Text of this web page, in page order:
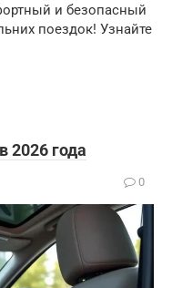
и безопасный
поездок! Узнайте
2026 года
0